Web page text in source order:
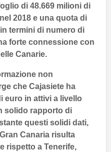
di 48.669 milioni di
nel 2018 e una quota di
termini di numero di
forte connessione con
Canarie.
non
che Cajasiete ha
euro in attivi a livello
solido rapporto di
questi solidi dati,
Gran Canaria risulta
rispetto a Tenerife,